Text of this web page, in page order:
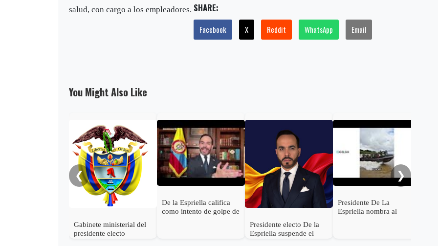
salud, con cargo a los empleadores. SHARE:
Facebook X Reddit WhatsApp Email
You Might Also Like
❮
Gabinete ministerial del
presidente electo
De la Espriella califica
como intento de golpe de
Presidente electo De la
Espriella suspende el
Presidente De La
Espriella nombra al
❯